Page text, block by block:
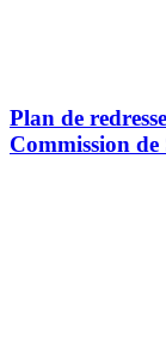
Plan de
Commission